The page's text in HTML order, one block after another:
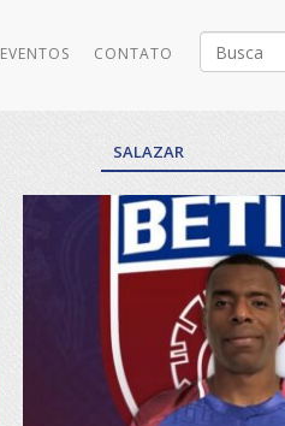
Buscar
por:
EVENTOS CONTATO
SALAZAR